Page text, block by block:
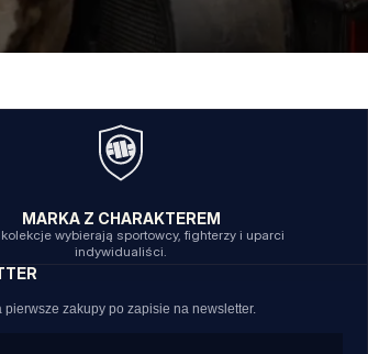
MARKA Z CHARAKTEREM
wybierają sportowcy, fighterzy i uparci
indywidualiści.
pierwsze zakupy po zapisie na newsletter.